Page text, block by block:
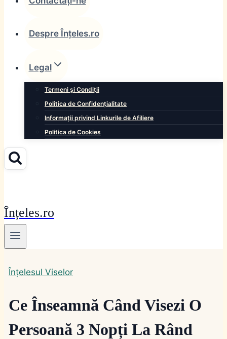
Despre Înțeles.ro
Legal
Termeni și Condiții
Politica de Confidențialitate
Informații privind Linkurile de Afiliere
Politica de Cookies
Înțeles.ro
Înțelesul Viselor
Ce Înseamnă Când Visezi O
Persoană 3 Nopți La Rând